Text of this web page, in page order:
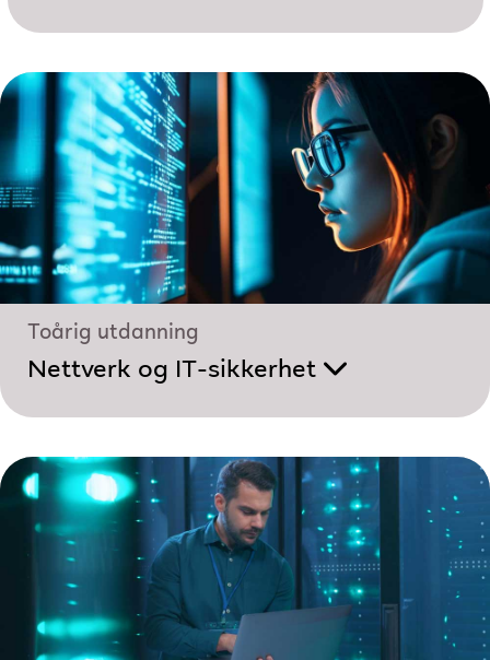
Toårig utdanning
Nettverk og IT-sikkerhet